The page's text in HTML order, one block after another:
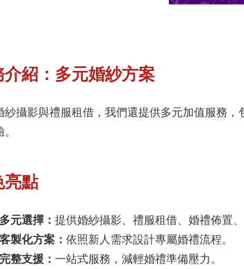
介紹：多元婚紗方案
紗攝影與禮服租借，我們還提供多元加值服務
亮點
多元選擇： 提供婚紗攝影、禮服租借、婚禮佈置、
客製化方案： 依照新人需求設計專屬婚禮流程。
完整支援： 一站式服務，減輕婚禮準備壓力。